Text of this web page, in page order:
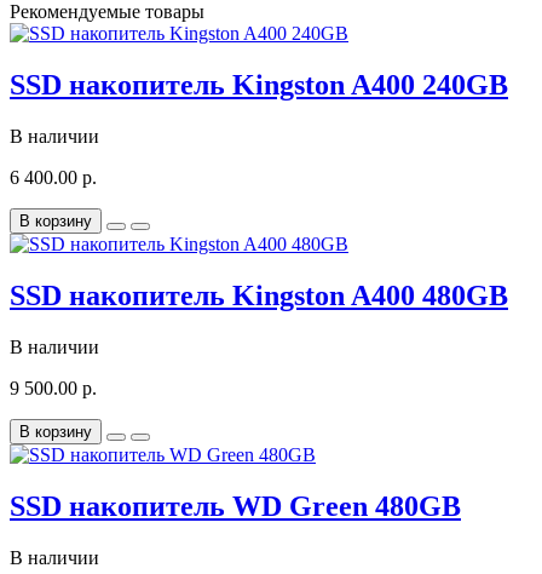
Рекомендуемые товары
SSD накопитель Kingston A400 240GB
В наличии
6 400.00 р.
В корзину
SSD накопитель Kingston A400 480GB
В наличии
9 500.00 р.
В корзину
SSD накопитель WD Green 480GB
В наличии